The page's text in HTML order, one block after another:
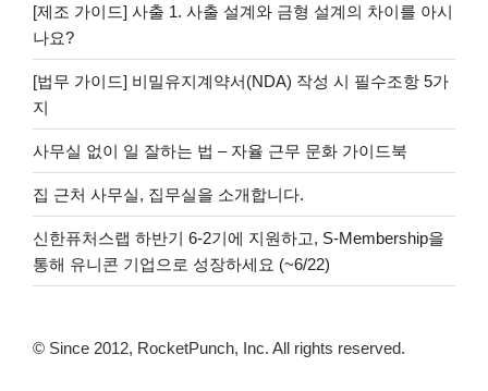
[제조 가이드] 사출 1. 사출 설계와 금형 설계의 차이를 아시
나요?
[법무 가이드] 비밀유지계약서(NDA) 작성 시 필수조항 5가
지
사무실 없이 일 잘하는 법 – 자율 근무 문화 가이드북
집 근처 사무실, 집무실을 소개합니다.
신한퓨처스랩 하반기 6-2기에 지원하고, S-Membership을
통해 유니콘 기업으로 성장하세요 (~6/22)
© Since 2012, RocketPunch, Inc. All rights reserved.